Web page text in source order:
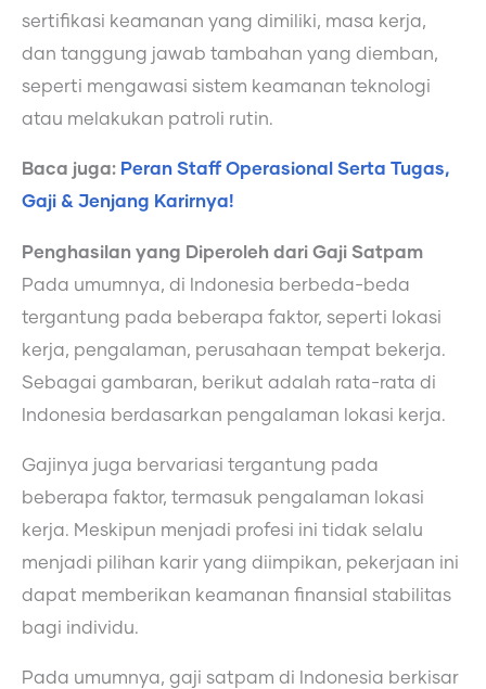
sertifikasi keamanan yang dimiliki, masa kerja,
dan tanggung jawab tambahan yang diemban,
seperti mengawasi sistem keamanan teknologi
atau melakukan patroli rutin.
Baca juga: Peran Staff Operasional Serta Tugas,
Gaji & Jenjang Karirnya!
Penghasilan yang Diperoleh dari Gaji Satpam
Pada umumnya, di Indonesia berbeda-beda
tergantung pada beberapa faktor, seperti lokasi
kerja, pengalaman, perusahaan tempat bekerja.
Sebagai gambaran, berikut adalah rata-rata di
Indonesia berdasarkan pengalaman lokasi kerja.
Gajinya juga bervariasi tergantung pada
beberapa faktor, termasuk pengalaman lokasi
kerja. Meskipun menjadi profesi ini tidak selalu
menjadi pilihan karir yang diimpikan, pekerjaan ini
dapat memberikan keamanan finansial stabilitas
bagi individu.
Pada umumnya, gaji satpam di Indonesia berkisar